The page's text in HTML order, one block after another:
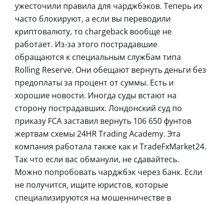
ужесточили правила для чарджбэков. Теперь их
часто блокируют, а если вы переводили
криптовалюту, то chargeback вообще не
работает. Из-за этого пострадавшие
обращаются к специальным службам типа
Rolling Reserve. Они обещают вернуть деньги без
предоплаты за процент от суммы. Есть и
хорошие новости. Иногда суды встают на
сторону пострадавших. Лондонский суд по
приказу FCA заставил вернуть 106 650 фунтов
жертвам схемы 24HR Trading Academy. Эта
компания работала также как и TradeFxMarket24.
Так что если вас обманули, не сдавайтесь.
Можно попробовать чарджбэк через банк. Если
не получится, ищите юристов, которые
специализируются на мошенничестве в